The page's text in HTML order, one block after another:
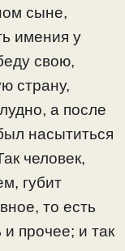
сыне,
имения у
свою,
страну,
а после
насытиться
человек,
губит
то есть
и прочее; и так